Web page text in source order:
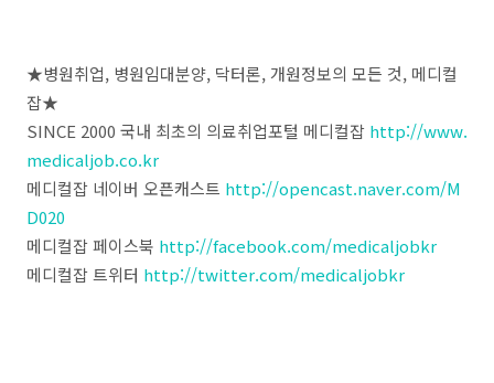
★병원취업, 병원임대분양, 닥터론, 개원정보의 모든 것, 메디컬
잡★
SINCE 2000 국내 최초의 의료취업포털 메디컬잡 http://www.
medicaljob.co.kr
메디컬잡 네이버 오픈캐스트 http://opencast.naver.com/M
D020
메디컬잡 페이스북 http://facebook.com/medicaljobkr
메디컬잡 트위터 http://twitter.com/medicaljobkr